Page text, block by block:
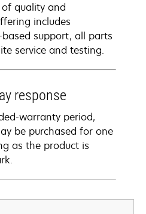
quality and
includes
support, all parts
service and testing.
response
warranty period,
be purchased for one
as the product is